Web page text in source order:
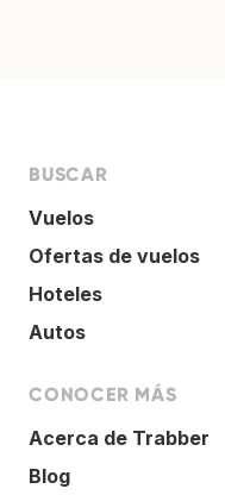
BUSCAR
Vuelos
Ofertas de vuelos
Hoteles
Autos
CONOCER MÁS
Acerca de Trabber
Blog